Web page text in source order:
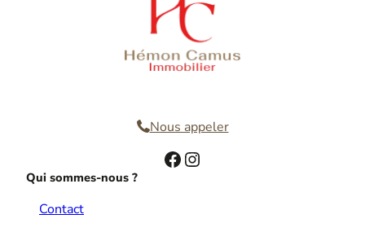
Nous appeler
Facebook Instagram
Qui sommes-nous ?
Contact